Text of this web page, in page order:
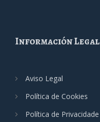
Información Legal
Aviso Legal
Política de Cookies
Política de Privacidade